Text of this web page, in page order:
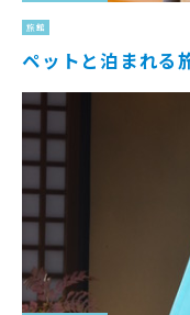
旅館
ペットと泊まれ